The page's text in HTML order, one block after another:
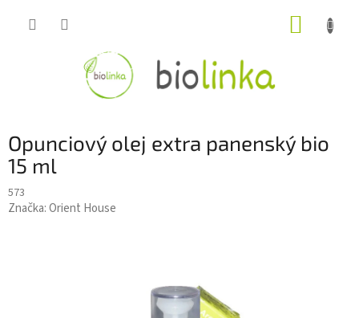
Opunciový olej extra panenský bio
15 ml
573
Značka:Orient House